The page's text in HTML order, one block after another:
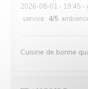
2026-08-01 - 19:45 -
service : 4/5
Cuisine de bonne